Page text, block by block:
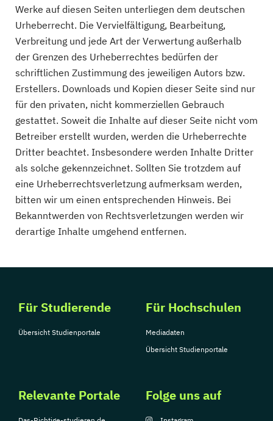
Werke auf diesen Seiten unterliegen dem deutschen
Urheberrecht. Die Vervielfältigung, Bearbeitung,
Verbreitung und jede Art der Verwertung außerhalb
der Grenzen des Urheberrechtes bedürfen der
schriftlichen Zustimmung des jeweiligen Autors bzw.
Erstellers. Downloads und Kopien dieser Seite sind nur
für den privaten, nicht kommerziellen Gebrauch
gestattet. Soweit die Inhalte auf dieser Seite nicht vom
Betreiber erstellt wurden, werden die Urheberrechte
Dritter beachtet. Insbesondere werden Inhalte Dritter
als solche gekennzeichnet. Sollten Sie trotzdem auf
eine Urheberrechtsverletzung aufmerksam werden,
bitten wir um einen entsprechenden Hinweis. Bei
Bekanntwerden von Rechtsverletzungen werden wir
derartige Inhalte umgehend entfernen.
Für Studierende
Übersicht Studienportale
Für Hochschulen
Mediadaten
Übersicht Studienportale
Relevante Portale Folge uns auf